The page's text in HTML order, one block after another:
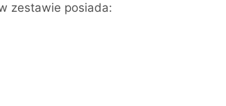
zestawie posiada: